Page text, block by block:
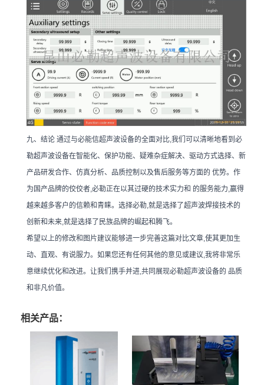
九、结论 通过与必能信超声波设备的全面对比,我们可以清晰地看到必
勒超声波设备在智能化、保护功能、疑难杂症解决、驱动方式选择、新
产品研发合作、仿真分析、品质控制以及售后服务等方面的 优势。作
为国产品牌的佼佼者,必勒正在以其过硬的技术实力和 的服务能力,赢得
越来越多客户的信赖和青睐。选择必勒,就是选择了超声波焊接技术的
创新和未来,就是选择了民族品牌的崛起和腾飞。
希望以上的修改和图片建议能够进一步完善这篇对比文章,使其更加生
动、直观、有说服力。如果您还有任何其他的意见或建议,我将非常乐
意继续优化和改进。让我们携手并进,共同展现必勒超声波设备的 品质
和非凡价值。
相关产品：